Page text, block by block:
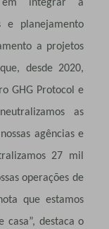
em integrar a
e planejamento
a projetos
desde 2020,
GHG Protocol e
as
agências e
27 mil
operações de
que estamos
casa”, destaca o